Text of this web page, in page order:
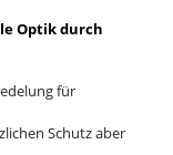
Optik durch
für
Schutz aber